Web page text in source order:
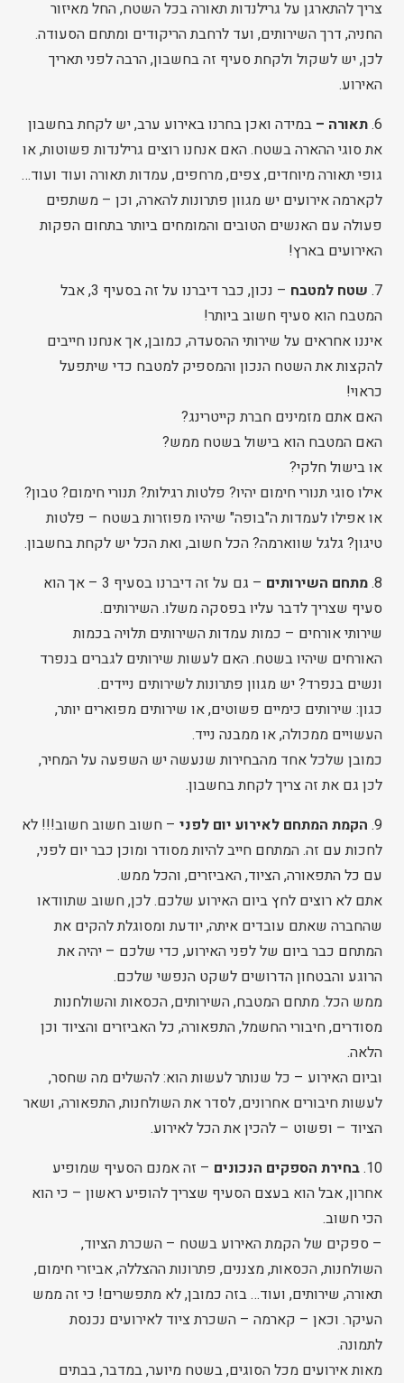
צריך להתארגן על גרילנדות תאורה בכל השטח, החל מאיזור
החניה, דרך השירותים, ועד לרחבת הריקודים ומתחם הסעודה.
לכן, יש לשקול ולקחת סעיף זה בחשבון, הרבה לפני תאריך
האירוע.
6. תאורה – במידה ואכן בחרנו באירוע ערב, יש לקחת בחשבון
את סוגי ההארה בשטח. האם אנחנו רוצים גרילנדות פשוטות, או
גופי תאורה מיוחדים, צפים, מרחפים, עמדות תאורה ועוד ועוד…
לקארמה אירועים יש מגוון פתרונות להארה, וכן – משתפים
פעולה עם האנשים הטובים והמומחים ביותר בתחום הפקות
האירועים בארץ!
7. שטח למטבח
– נכון, כבר דיברנו על זה בסעיף 3, אבל
המטבח הוא סעיף חשוב ביותר!
איננו אחראים על שירותי ההסעדה, כמובן, אך אנחנו חייבים
להקצות את השטח הנכון והמספיק למטבח כדי שיתפעל
כראוי!
האם אתם מזמינים חברת קייטרינג?
האם המטבח הוא בישול בשטח ממש?
או בישול חלקי?
אילו סוגי תנורי חימום יהיו? פלטות רגילות? תנורי חימום? טבון?
או אפילו לעמדות ה"בופה" שיהיו מפוזרות בשטח – פלטות
טיגון? גלגל שווארמה? הכל חשוב, ואת הכל יש לקחת בחשבון.
8. מתחם השירותים
– גם על זה דיברנו בסעיף 3 – אך הוא
סעיף שצריך לדבר עליו בפסקה משלו. השירותים.
שירותי אורחים – כמות עמדות השירותים תלויה בכמות
האורחים שיהיו בשטח. האם לעשות שירותים לגברים בנפרד
ונשים בנפרד? יש מגוון פתרונות לשירותים ניידים.
כגון: שירותים כימיים פשוטים, או שירותים מפוארים יותר,
העשויים ממכולה, או ממבנה נייד.
כמובן שלכל אחד מהבחירות שנעשה יש השפעה על המחיר,
לכן גם את זה צריך לקחת בחשבון.
9. הקמת המתחם לאירוע יום לפני – חשוב חשוב חשוב!!! לא
לחכות עם זה. המתחם חייב להיות מסודר ומוכן כבר יום לפני,
עם כל התפאורה, הציוד, האביזרים, והכל ממש.
אתם לא רוצים לחץ ביום האירוע שלכם. לכן, חשוב שתוודאו
שהחברה שאתם עובדים איתה, יודעת ומסוגלת להקים את
המתחם כבר ביום של לפני האירוע, כדי שלכם – יהיה את
הרוגע והבטחון הדרושים לשקט הנפשי שלכם.
ממש הכל. מתחם המטבח, השירותים, הכסאות והשולחנות
מסודרים, חיבורי החשמל, התפאורה, כל האביזרים והציוד וכן
הלאה.
וביום האירוע – כל שנותר לעשות הוא: להשלים מה שחסר,
לעשות חיבורים אחרונים, לסדר את השולחנות, התפאורה, ושאר
הציוד – ופשוט – להכין את הכל לאירוע.
10. בחירת הספקים הנכונים – זה אמנם הסעיף שמופיע
אחרון, אבל הוא בעצם הסעיף שצריך להופיע ראשון – כי הוא
הכי חשוב.
– ספקים של הקמת האירוע בשטח – השכרת הציוד,
השולחנות, הכסאות, מצננים, פתרונות ההצללה, אביזרי חימום,
תאורה, שירותים, ועוד… בזה כמובן, לא מתפשרים! כי זה ממש
העיקר. וכאן – קארמה – השכרת ציוד לאירועים נכנסת
לתמונה.
מאות אירועים מכל הסוגים, בשטח מיוער, במדבר, בבתים